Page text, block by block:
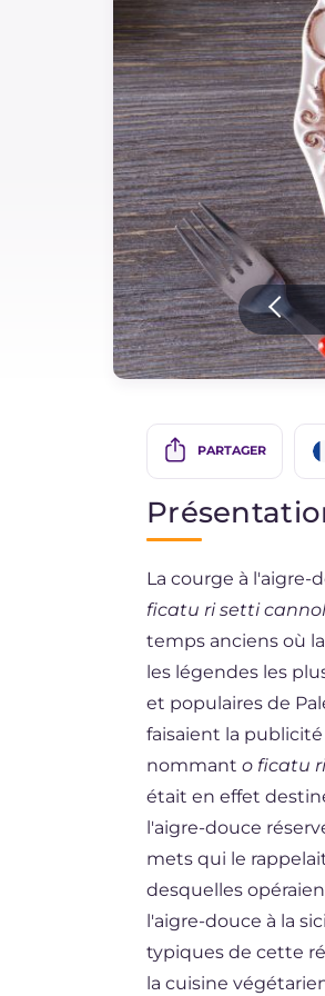
Dernieres recettes
IT Website
Instagram
YouTube
PARTAGER
La courge à l'aigre-
ficatu ri setti
temps anciens où
les légendes les
et populaires de
faisaient la
nommant o ficatu
était en effet
l'aigre-douce
mets qui le
desquelles
l'aigre-douce à la
typiques de cette
la cuisine